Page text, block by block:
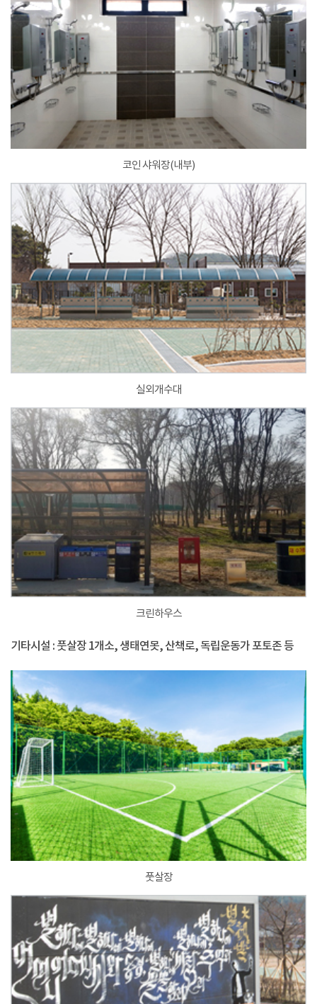
코인 샤워장(내부)
실외개수대
크린하우스
기타시설 : 풋살장 1개소, 생태연못, 산책로, 독립운동가 포토존 등
풋살장